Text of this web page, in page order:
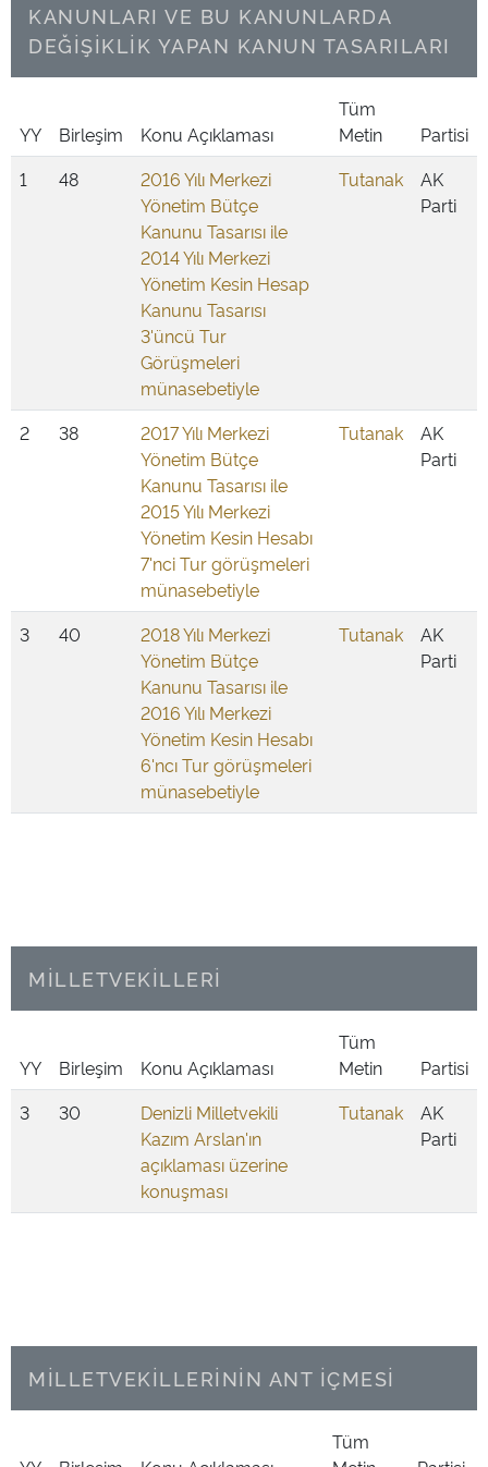
KANUNLARI VE BU KANUNLARDA
DEĞİŞİKLİK YAPAN KANUN TASARILARI
YY Birleşim Konu Açıklaması
Tüm
Metin
Partisi
1
48
2016 Yılı Merkezi
Yönetim Bütçe
Kanunu Tasarısı ile
2014 Yılı Merkezi
Yönetim Kesin Hesap
Kanunu Tasarısı
3'üncü Tur
Görüşmeleri
münasebetiyle
Tutanak
AK
Parti
2 38
2017 Yılı Merkezi
Yönetim Bütçe
Kanunu Tasarısı ile
2015 Yılı Merkezi
Yönetim Kesin Hesabı
7'nci Tur görüşmeleri
münasebetiyle
Tutanak
AK
Parti
3 40
2018 Yılı Merkezi
Yönetim Bütçe
Kanunu Tasarısı ile
2016 Yılı Merkezi
Yönetim Kesin Hesabı
6'ncı Tur görüşmeleri
münasebetiyle
Tutanak
AK
Parti
MİLLETVEKİLLERİ
YY Birleşim Konu Açıklaması
Tüm
Metin
Partisi
3
30
Denizli Milletvekili
Kazım Arslan'ın
açıklaması üzerine
konuşması
Tutanak
AK
Parti
MİLLETVEKİLLERİNİN ANT İÇMESİ
Tüm